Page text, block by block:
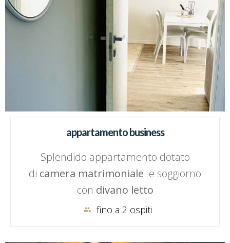
appartamento business
Splendido appartamento dotato
di camera matrimoniale e soggiorno
con divano letto
fino a 2 ospiti